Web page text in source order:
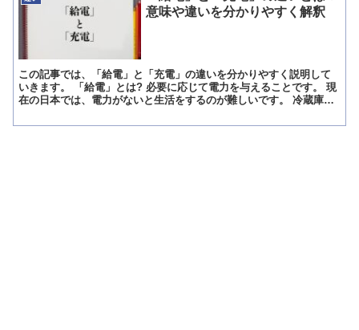
意味や違いを分かりやすく解釈
この記事では、「給電」と「充電」の違いを分かりやすく説明して
いきます。 「給電」とは? 必要に応じて電力を与えることです。 現
在の日本では、電力がないと生活をするのが難しいです。 冷蔵庫は